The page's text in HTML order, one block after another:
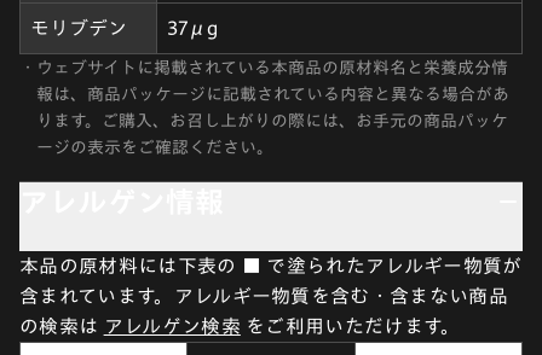
モリブデン 37μg
・ ウェブサイトに掲載されている本商品の原材料名と栄養成分情
報は、商品パッケージに記載されている内容と異なる場合があ
ります。ご購入、お召し上がりの際には、お手元の商品パッケ
ージの表示をご確認ください。
本品の原材料には下表の ■ で塗られたアレルギー物質が
含まれています。アレルギー物質を含む・含まない商品
の検索は アレルゲン検索 をご利用いただけます。